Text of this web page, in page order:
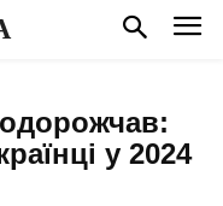
у 2024